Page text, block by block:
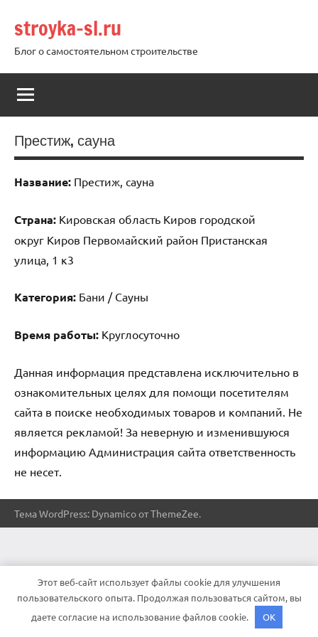
содержимому
stroyka-sl.ru
Блог о самостоятельном строительстве
Престиж, сауна
Название: Престиж, сауна
Страна: Кировская область Киров городской
округ Киров Первомайский район Пристанская
улица, 1 к3
Категория: Бани / Сауны
Время работы: Круглосуточно
Данная информация представлена исключительно в
ознакомительных целях для помощи посетителям
сайта в поиске необходимых товаров и компаний. Не
является рекламой! За неверную и изменившуюся
информацию Администрация сайта ответственность
не несет.
Тема WordPress: Dynamico от ThemeZee.
Этот веб-сайт использует файлы cookie для улучшения
пользовательского опыта. Продолжая пользоваться сайтом, вы
даете согласие на использование файлов cookie.
OK